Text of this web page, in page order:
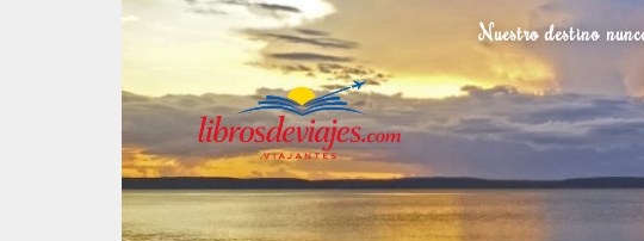
Nuestro destino